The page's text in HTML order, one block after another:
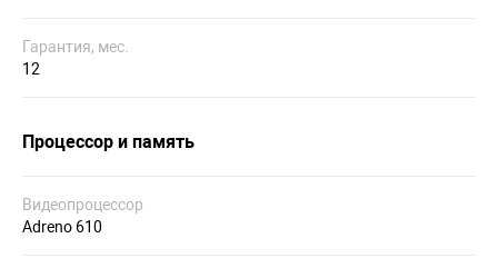
Гарантия, мес.
12
Процессор и память
Видеопроцессор
Adreno 610